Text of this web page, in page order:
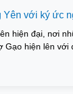
với ký ức
hiện đại, nơi
Gạo hiện lên với